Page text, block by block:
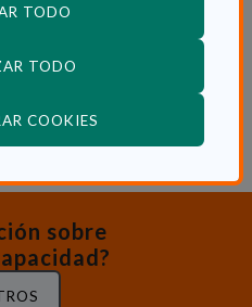
TODO
TODO
COOKIES
de Actualidad
sobre